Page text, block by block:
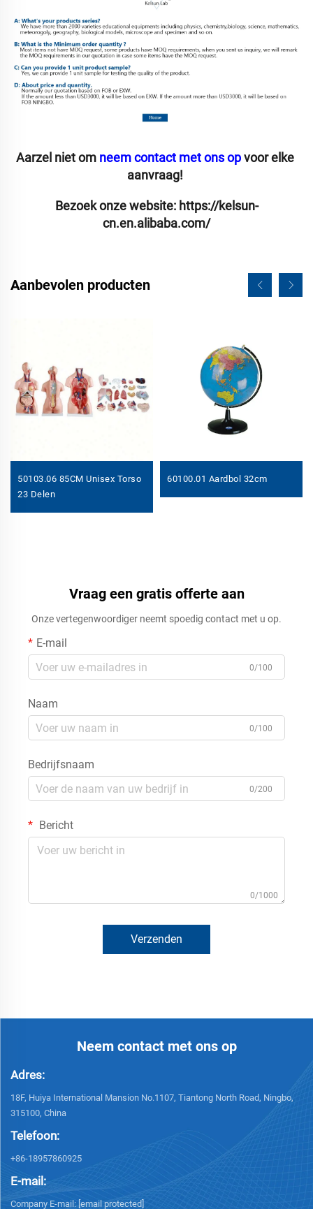
Aarzel niet om neem contact met ons op voor elke
aanvraag!
Bezoek onze website: https://kelsun-
cn.en.alibaba.com/
Aanbevolen producten
50103.06 85CM Unisex Torso
23 Delen
60100.01 Aardbol 32cm
Vraag een gratis offerte aan
Onze vertegenwoordiger neemt spoedig contact met u op.
E-mail
0/100
Naam
0/100
Bedrijfsnaam
0/200
Bericht
0/1000
Verzenden
Neem contact met ons op
Adres:
18F, Huiya International Mansion No.1107, Tiantong North Road, Ningbo,
315100, China
Telefoon:
+86-18957860925
E-mail:
Company E-mail: [email protected]